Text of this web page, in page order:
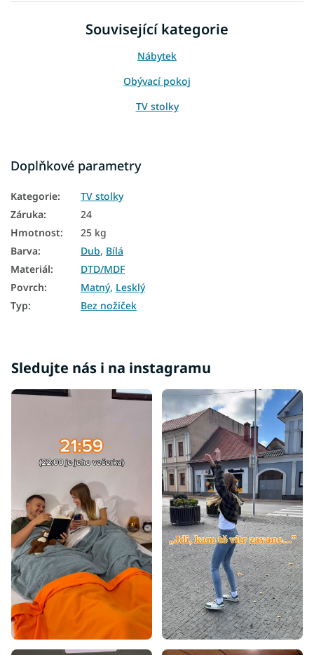
Související kategorie
Nábytek
Obývací pokoj
TV stolky
Doplňkové parametry
Kategorie:
TV stolky
Záruka:
24
Hmotnost:
25 kg
Barva: Dub, Bílá
Materiál:
DTD/MDF
Povrch: Matný, Lesklý
Typ: Bez nožiček
Sledujte nás i na instagramu